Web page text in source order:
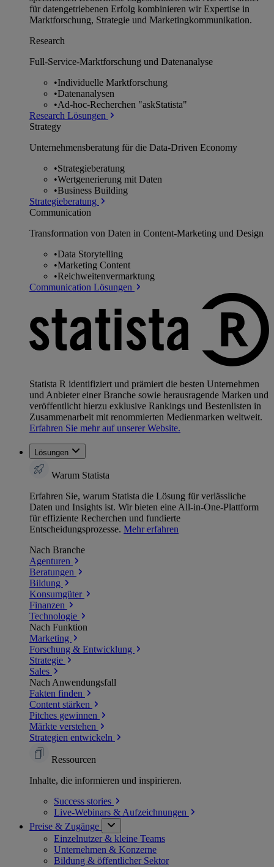
für datengetriebenen Erfolg kombinieren wir Expertise in
Marktforschung, Strategie und Marketingkommunikation.
Research
Full-Service-Marktforschung und Datenanalyse
•Individuelle Marktforschung
•Datenanalysen
•Ad-hoc-Recherchen "askStatista"
Research Lösungen
Strategy
Unternehmens­beratung für die Data-Driven Economy
•Strategieberatung
•Wertgenerierung mit Daten
•Business Building
Strategieberatung
Communication
Transformation von Daten in Content-Marketing und Design
•Data Storytelling
•Marketing Content
•Reichweitenvermarktung
Communication Lösungen
Statista R identifiziert und prämiert die besten Unternehmen
und Anbieter einer Branche sowie herausragende Marken und
veröffentlicht hierzu exklusive Rankings und Bestenlisten in
Zusammenarbeit mit renommierten Medienmarken weltweit.
Erfahren Sie mehr auf unserer Website.
Lösungen
Warum Statista
Erfahren Sie, warum Statista die Lösung für verlässliche
Daten und Insights ist. Wir bieten eine All-in-One-Plattform
für effiziente Recherchen und fundierte
Entscheidungsprozesse. Mehr erfahren
Nach Branche
Agenturen
Beratungen
Bildung
Konsumgüter
Finanzen
Technologie
Nach Funktion
Marketing
Forschung & Entwicklung
Strategie
Sales
Nach Anwendungsfall
Fakten finden
Content stärken
Pitches gewinnen
Märkte verstehen
Strategien entwickeln
Ressourcen
Inhalte, die informieren und inspirieren.
Success stories
Live-Webinars & Aufzeichnungen
Preise & Zugänge
Einzelnutzer & kleine Teams
Unternehmen & Konzerne
Bildung & öffentlicher Sektor